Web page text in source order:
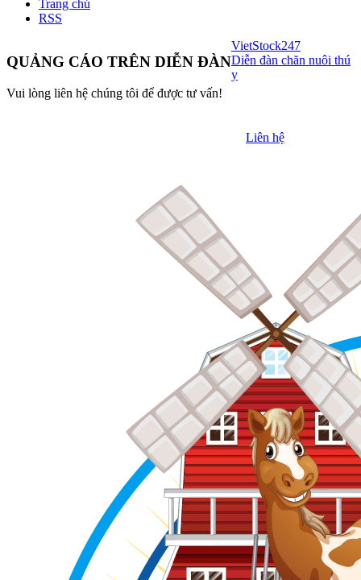
Trang chủ
RSS
QUẢNG CÁO TRÊN DIỄN ĐÀN
Vui lòng liên hệ chúng tôi để được tư vấn!
Liên hệ
VietStock247
Diễn đàn chăn nuôi thú
y